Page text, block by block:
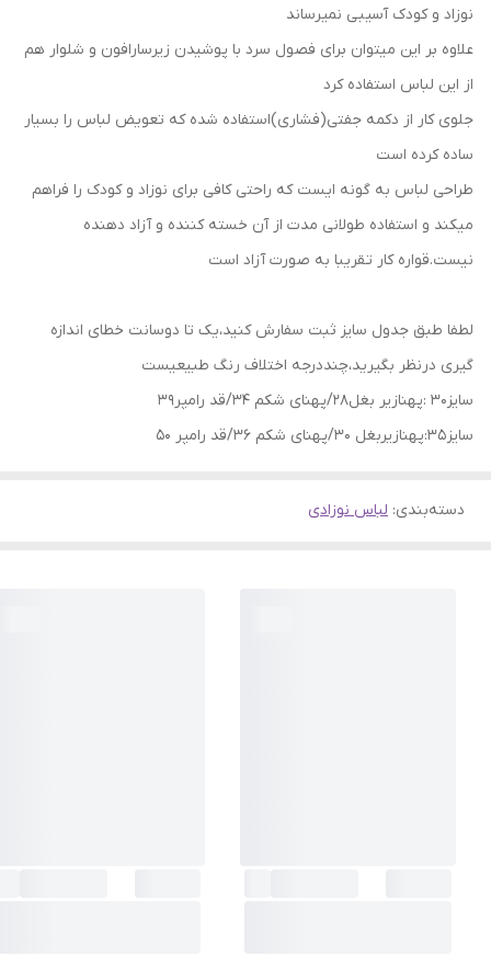
نوزاد و کودک آسیبی نمیرساند
علاوه بر این میتوان برای فصول سرد با پوشیدن زیرسارافون و شلوار هم
از این لباس استفاده کرد
جلوی کار از دکمه جفتی(فشاری)استفاده شده که تعویض لباس را بسیار
ساده کرده است
طراحی لباس به گونه ایست که راحتی کافی برای نوزاد و کودک را فراهم
میکند و استفاده طولانی مدت از آن خسته کننده و آزاد دهنده
نیست.قواره کار تقریبا به صورت آزاد است
لطفا طبق جدول سایز ثبت سفارش کنید،یک تا دوسانت خطای اندازه
گیری درنظر بگیرید،چنددرجه اختلاف رنگ طبیعیست
سایز30 :پهنازیر بغل28/پهنای شکم 34/قد رامپر39
سایز 35:پهنازیربغل 30/پهنای شکم 36/قد رامپر 50
دسته‌بندی: لباس نوزادی